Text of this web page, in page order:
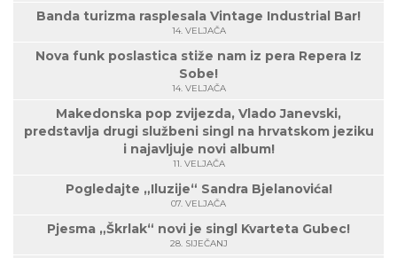
Banda turizma rasplesala Vintage Industrial Bar!
14. VELJAČA
Nova funk poslastica stiže nam iz pera Repera Iz
Sobe!
14. VELJAČA
Makedonska pop zvijezda, Vlado Janevski,
predstavlja drugi službeni singl na hrvatskom jeziku
i najavljuje novi album!
11. VELJAČA
Pogledajte „Iluzije“ Sandra Bjelanovića!
07. VELJAČA
Pjesma „Škrlak“ novi je singl Kvarteta Gubec!
28. SIJEČANJ